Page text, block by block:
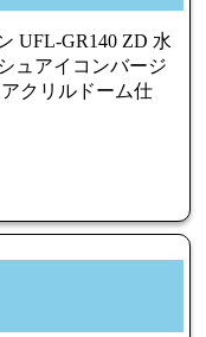
UFL-GR140 ZD 水
ュアイコンバージ
クリルドーム仕